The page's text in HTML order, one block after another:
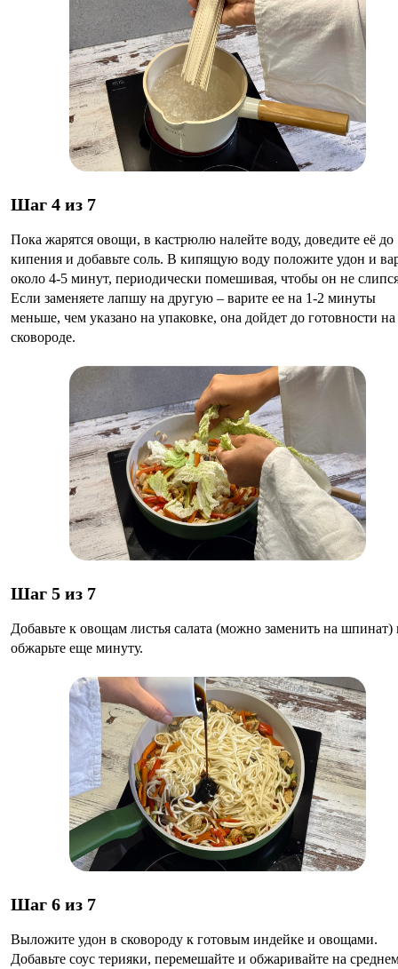
Шаг 4 из 7
Пока жарятся овощи, в кастрюлю налейте воду, доведите её до
кипения и добавьте соль. В кипящую воду положите удон и
около 4-5 минут, периодически помешивая, чтобы он не
Если заменяете лапшу на другую – варите ее на 1-2 минуты
меньше, чем указано на упаковке, она дойдет до готовности на
сковороде.
Шаг 5 из 7
Добавьте к овощам листья салата (можно заменить на шпинат)
обжарьте еще минуту.
Шаг 6 из 7
Выложите удон в сковороду к готовым индейке и овощами.
Добавьте соус терияки, перемешайте и обжаривайте на